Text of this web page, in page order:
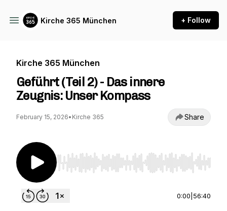
Kirche 365 München + Follow
Kirche 365 München
Geführt (Teil 2) - Das innere
Zeugnis: Unser Kompass
February 15, 2026• Kirche 365 Share
Use Left/Right to seek, Home/End to jump to
0:00 56:40